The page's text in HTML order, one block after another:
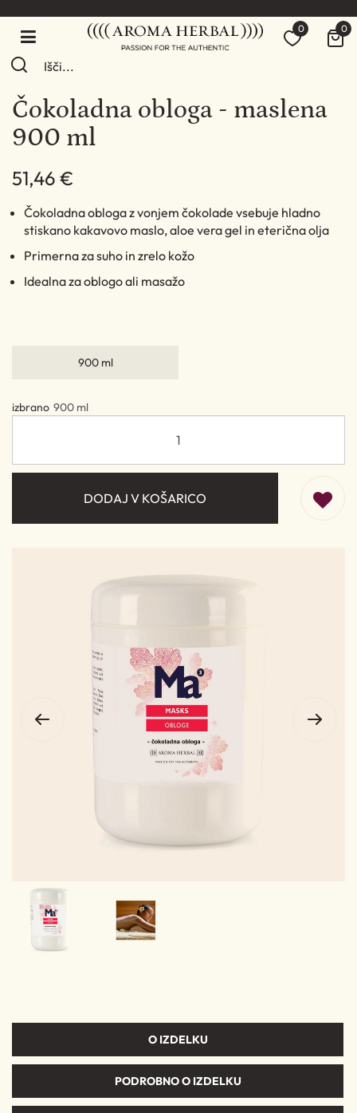
0 0
O IZDELKU
PODROBNO O IZDELKU
Čokoladna obloga - maslena
900 ml
51,46 €
Čokoladna obloga z vonjem čokolade vsebuje hladno
stiskano kakavovo maslo, aloe vera gel in eterična olja
Primerna za suho in zrelo kožo
Idealna za oblogo ali masažo
900 ml
izbrano 900 ml
DODAJ V KOŠARICO